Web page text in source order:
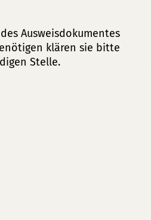
Ausweisdokumentes
klären sie bitte
Stelle.